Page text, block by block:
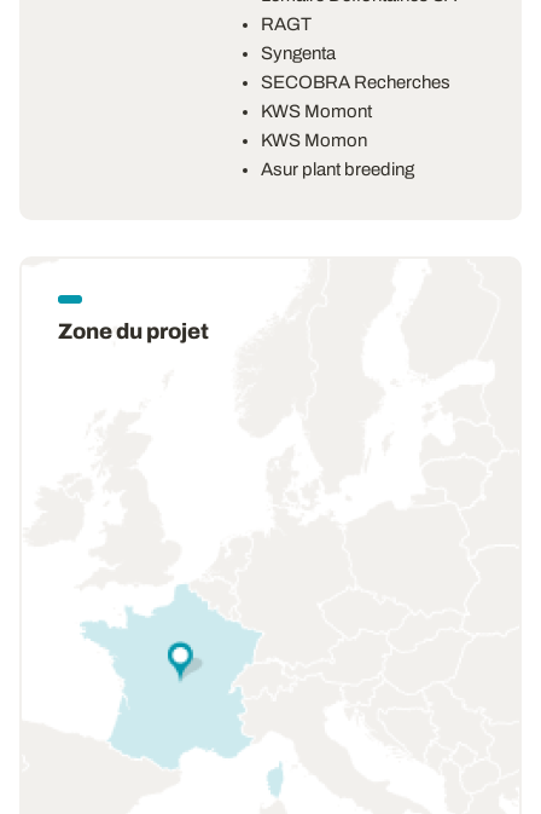
RAGT
Syngenta
SECOBRA Recherches
KWS Momont
KWS Momon
Asur plant breeding
Zone du projet